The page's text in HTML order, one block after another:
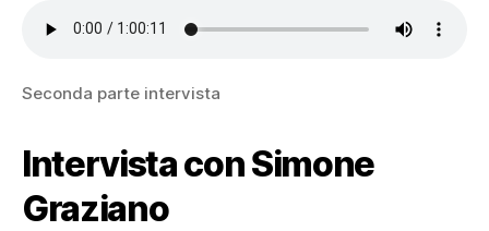
Seconda parte intervista
Intervista con Simone
Graziano